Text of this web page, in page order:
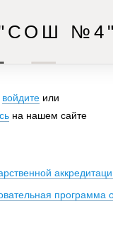
№4"
войдите или
на нашем сайте
программа